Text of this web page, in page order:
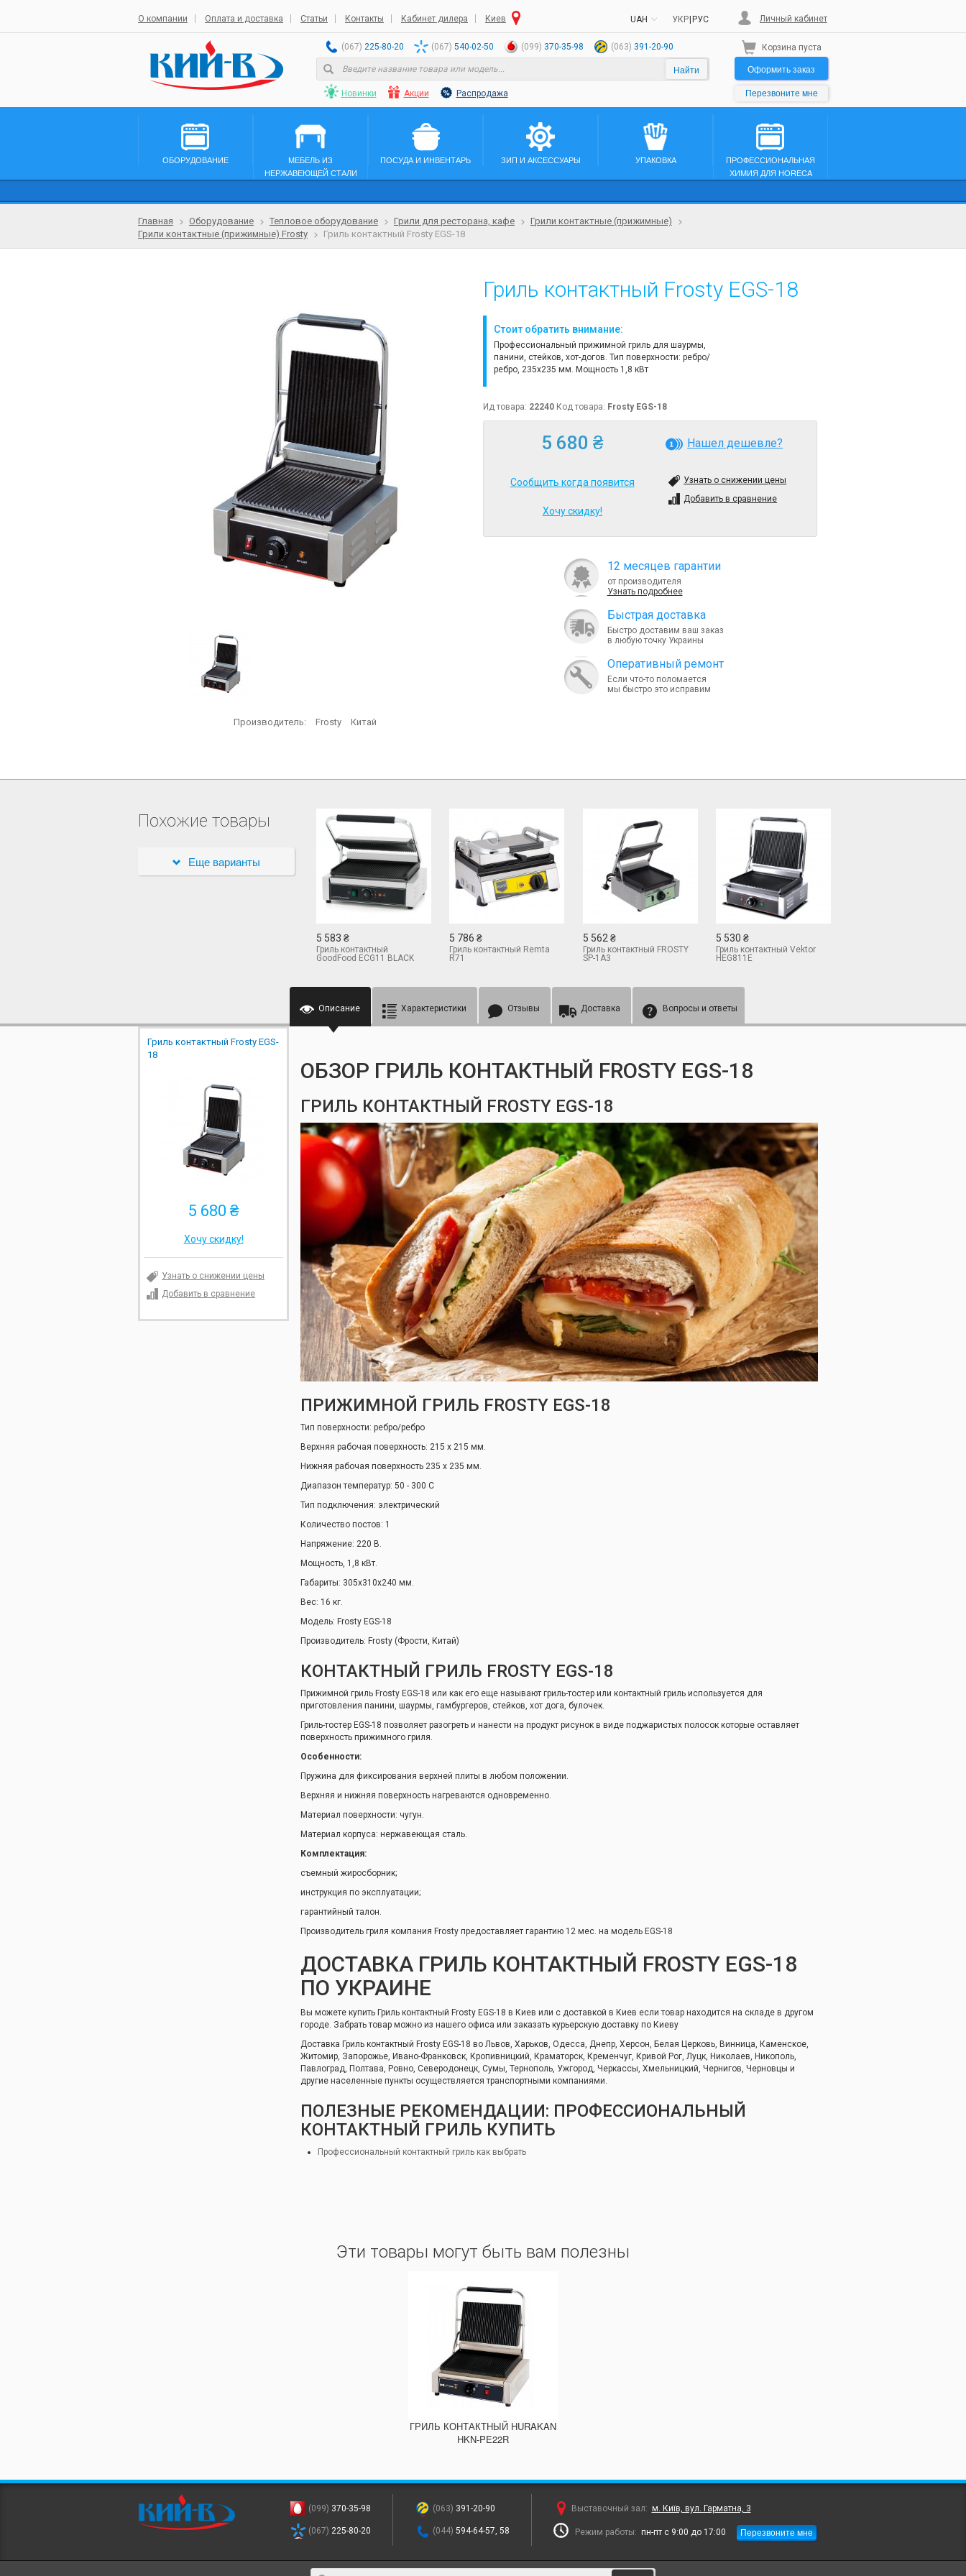
О компании Оплата и доставка Статьи Контакты Кабинет дилера Киев UAH РУС
УКР Личный кабинет
(067) 225-80-20 (067) 540-02-50 (099) 370-35-98 (063) 391-20-90
Найти
Новинки Акции Распродажа
Корзина пуста
Оформить заказ
Перезвоните мне
ОБОРУДОВАНИЕ
МЕБЕЛЬ ИЗ
НЕРЖАВЕЮЩЕЙ СТАЛИ
ПОСУДА И ИНВЕНТАРЬ ЗИП И АКСЕССУАРЫ УПАКОВКА
ПРОФЕССИОНАЛЬНАЯ
ХИМИЯ ДЛЯ HORECA
Главная Оборудование Тепловое оборудование Грили для ресторана, кафе
Грили контактные (прижимные)
Грили контактные (прижимные) Frosty
Гриль контактный Frosty EGS-18
Производитель: Frosty Китай
Гриль контактный Frosty EGS-18
Стоит обратить внимание:
Профессиональный прижимной гриль для шаурмы,
панини, стейков, хот-догов. Тип поверхности: ребро/
ребро, 235x235 мм. Мощность 1,8 кВт
Ид товара: 22240 Код товара: Frosty EGS-18
5 680 ₴
Сообщить когда появится
Хочу скидку!
Нашел дешевле?
Узнать о снижении цены
Добавить в сравнение
12 месяцев гарантии
от производителя
Узнать подробнее
Быcтрая доставка
Быстро доставим ваш заказ
в любую точку Украины
Оперативный ремонт
Если что-то поломается
мы быстро это исправим
Похожие товары
Еще варианты
5 583 ₴
Гриль контактный
GoodFood ECG11 BLACK
5 786 ₴
Гриль контактный Remta
R71
5 562 ₴
Гриль контактный FROSTY
SP-1A3
5 530 ₴
Гриль контактный Vektor
HEG811E
Гриль контактный Frosty EGS-
18
5 680 ₴
Хочу скидку!
Узнать о снижении цены
Добавить в сравнение
Описание Характеристики Отзывы Доставка Вопросы и ответы
ОБЗОР ГРИЛЬ КОНТАКТНЫЙ FROSTY EGS-18
ГРИЛЬ КОНТАКТНЫЙ FROSTY EGS-18
ПРИЖИМНОЙ ГРИЛЬ FROSTY EGS-18
Тип поверхности: ребро/ребро
Верхняя рабочая поверхность: 215 х 215 мм.
Нижняя рабочая поверхность 235 х 235 мм.
Диапазон температур: 50 - 300 С
Тип подключения: электрический
Количество постов: 1
Напряжение: 220 В.
Мощность, 1,8 кВт.
Габариты: 305х310х240 мм.
Вес: 16 кг.
Модель: Frosty EGS-18
Производитель: Frosty (Фрости, Китай)
КОНТАКТНЫЙ ГРИЛЬ FROSTY EGS-18
Прижимной гриль Frosty EGS-18 или как его еще называют гриль-тостер или контактный гриль используется для
приготовления панини, шаурмы, гамбургеров, стейков, хот дога, булочек.
Гриль-тостер EGS-18 позволяет разогреть и нанести на продукт рисунок в виде поджаристых полосок которые оставляет
поверхность прижимного гриля.
Особенности:
Пружина для фиксирования верхней плиты в любом положении.
Верхняя и нижняя поверхность нагреваются одновременно.
Материал поверхности: чугун.
Материал корпуса: нержавеющая сталь.
Комплектация:
съемный жиросборник;
инструкция по эксплуатации;
гарантийный талон.
Производитель гриля компания Frosty предоставляет гарантию 12 мес. на модель EGS-18
ДОСТАВКА ГРИЛЬ КОНТАКТНЫЙ FROSTY EGS-18
ПО УКРАИНЕ
Вы можете купить Гриль контактный Frosty EGS-18 в Киев или с доставкой в Киев если товар находится на складе в другом
городе. Забрать товар можно из нашего офиса или заказать курьерскую доставку по Киеву
Доставка Гриль контактный Frosty EGS-18 во Львов, Харьков, Одесса, Днепр, Херсон, Белая Церковь, Винница, Каменское,
Житомир, Запорожье, Ивано-Франковск, Кропивницкий, Краматорск, Кременчуг, Кривой Рог, Луцк, Николаев, Никополь,
Павлоград, Полтава, Ровно, Северодонецк, Сумы, Тернополь, Ужгород, Черкассы, Хмельницкий, Чернигов, Черновцы и
другие населенные пункты осуществляется транспортными компаниями.
ПОЛЕЗНЫЕ РЕКОМЕНДАЦИИ: ПРОФЕССИОНАЛЬНЫЙ
КОНТАКТНЫЙ ГРИЛЬ КУПИТЬ
Профессиональный контактный гриль как выбрать
Эти товары могут быть вам полезны
ГРИЛЬ КОНТАКТНЫЙ HURAKAN
HKN-PE22R
(063) 391-20-90
(044) 594-64-57, 58
(099) 370-35-98
(067) 225-80-20
Выставочный зал: м. Київ, вул. Гарматна, 3
Режим работы: пн-пт с 9:00 до 17:00 Перезвоните мне